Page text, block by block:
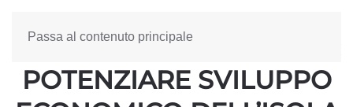
Passa al contenuto principale
R. SICILIANA AL VINITALY:
POTENZIARE SVILUPPO